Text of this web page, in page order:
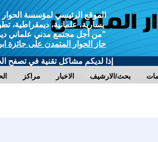
الموقع الرئيسي لمؤسسة الحوار
يسارية، علمانية، ديمقراطية،
"من أجل مجتمع مدني علماني
حاز الحوار المتمدن على جائزة
إذا لديكم مشاكل تقنية في تصفح
مراكز الاخبار بحث/الارشيف